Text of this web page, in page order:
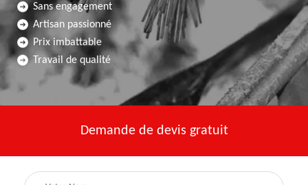
Sans engagement
Artisan passionné
Prix imbattable
Travail de qualité
Demande de devis gratuit